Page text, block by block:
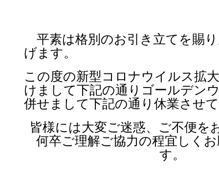
平素は格別のお引き立てを賜
げます。
この度の新型コロナウイルス拡
けまして下記の通りゴールデン
併せまして下記の通り休業させ
皆様には大変ご迷惑、ご不便を
何卒ご理解ご協力の程宜しく
す。